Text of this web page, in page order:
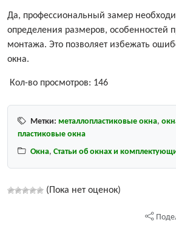
Да, профессиональный замер
определения размеров, особенностей
монтажа. Это позволяет избежать
окна.
Кол-во просмотров: 146
Метки: металлопластиковые окна,
пластиковые окна
Окна, Статьи об окнах и
(Пока нет оценок)